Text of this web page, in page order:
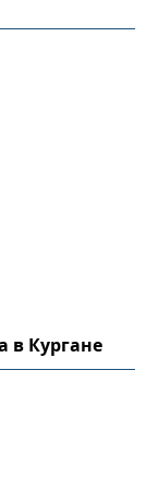
в Кургане